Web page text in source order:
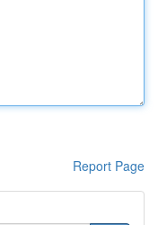
Report Page